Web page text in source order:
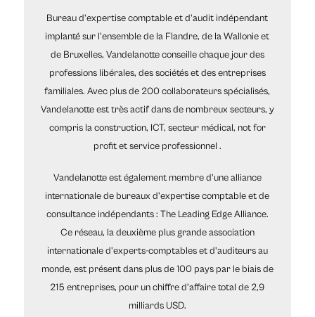
Bureau d'expertise comptable et d'audit indépendant
implanté sur l'ensemble de la Flandre, de la Wallonie et
de Bruxelles, Vandelanotte conseille chaque jour des
professions libérales, des sociétés et des entreprises
familiales. Avec plus de 200 collaborateurs spécialisés,
Vandelanotte est très actif dans de nombreux secteurs, y
compris la construction, ICT, secteur médical, not for
profit et service professionnel .
Vandelanotte est également membre d'une alliance
internationale de bureaux d'expertise comptable et de
consultance indépendants : The Leading Edge Alliance.
Ce réseau, la deuxième plus grande association
internationale d'experts-comptables et d'auditeurs au
monde, est présent dans plus de 100 pays par le biais de
215 entreprises, pour un chiffre d'affaire total de 2,9
milliards USD.